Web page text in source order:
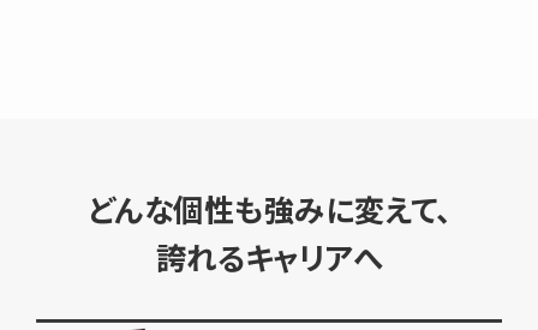
どんな個性も強みに変えて、
誇れるキャリアへ